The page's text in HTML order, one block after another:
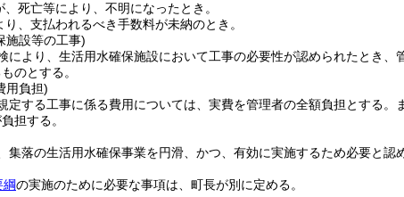
、死亡等により、不明になったとき。
り、支払われるべき手数料が未納のとき。
施設等の工事)
により、生活用水確保施設において工事の必要性が認められたとき
のとする。
用負担)
定する工事に係る費用については、実費を管理者の全額負担とする。
担する。
集落の生活用水確保事業を円滑、かつ、有効に実施するため必要と認
綱の実施のために必要な事項は、町長が別に定める。